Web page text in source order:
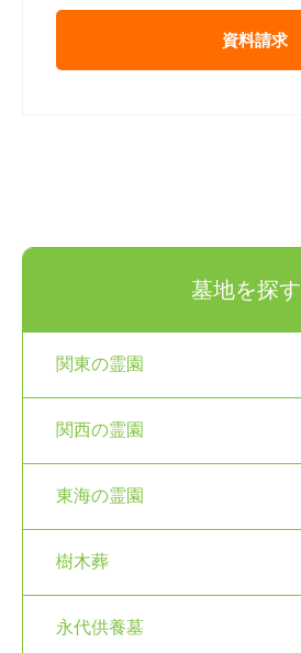
資料請求
墓地を探す
関東の霊園
関西の霊園
東海の霊園
樹木葬
永代供養墓